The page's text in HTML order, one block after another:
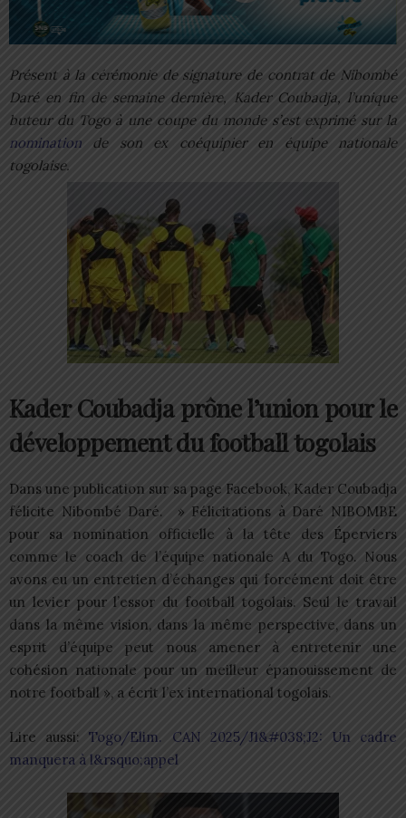
Présent à la cérémonie de signature de contrat de Nibombé
Daré en fin de semaine dernière, Kader Coubadja, l’unique
buteur du Togo à une coupe du monde s’est exprimé sur la
nomination de son ex coéquipier en équipe nationale
togolaise.
Kader Coubadja prône l’union pour le
développement du football togolais
Dans une publication sur sa page Facebook, Kader Coubadja
félicite Nibombé Daré. » Félicitations à Daré NIBOMBE
pour sa nomination officielle à la tête des Éperviers
comme le coach de l’équipe nationale A du Togo. Nous
avons eu un entretien d’échanges qui forcément doit être
un levier pour l’essor du football togolais. Seul le travail
dans la même vision, dans la même perspective, dans un
esprit d’équipe peut nous amener à entretenir une
cohésion nationale pour un meilleur épanouissement de
notre football », a écrit l’ex international togolais.
Lire aussi:Togo/Elim. CAN 2025/J1&#038;J2: Un cadre
manquera à l&rsquo;appel